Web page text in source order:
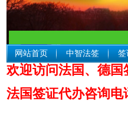
网站首页 中智法签 签
欢迎访问法国、德
法国签证代办咨询电